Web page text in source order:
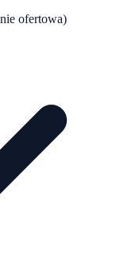
ofertowa)